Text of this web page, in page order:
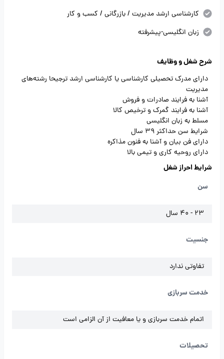
کارشناسی ارشد مدیریت / بازرگانی / کسب و کار
زبان انگلیسی-پیشرفته
شرح شغل و وظایف
دارای مدرک تحصیلی کارشناسی یا کارشناسی ارشد ترجیحا رشته‌های
مدیریت
آشنا به فرایند صادرات و فروش
آشنا به فرایند گمرک و ترخیص کالا
مسلط به زبان انگلیسی
شرایط سن حداکثر 39 سال
دارای فن بیان و آشنا به فنون مذاکره
دارای روحیه کاری و تیمی بالا
شرایط احراز شغل
سن
23 - 40 سال
جنسیت
تفاوتی ندارد
خدمت سربازی
اتمام خدمت سربازی و یا معافیت از آن الزامی است
تحصیلات